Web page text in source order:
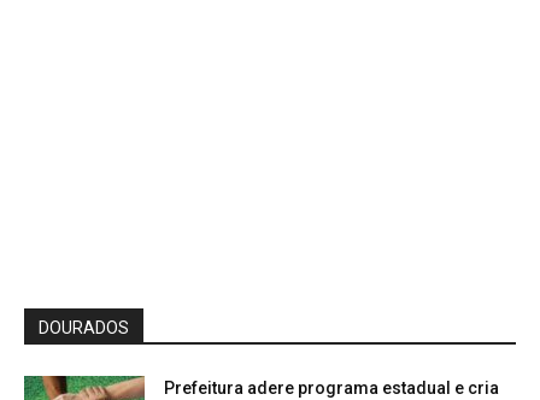
DOURADOS
Prefeitura adere programa estadual e cria